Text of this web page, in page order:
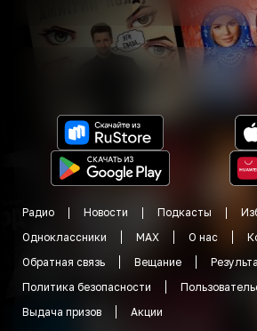
Радио Новости Подкасты
Одноклассники
MAX О нас
Обратная связь
Вещание
Политика безопасности
Выдача призов
Акции